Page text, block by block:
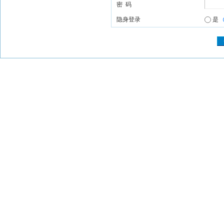
密 码
隐身登录 是